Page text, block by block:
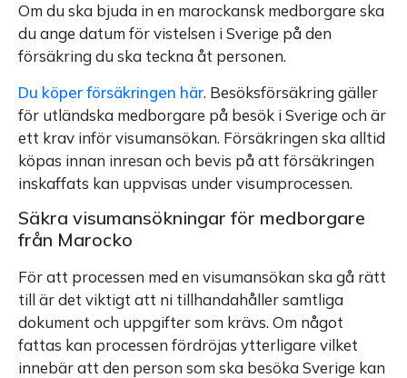
Om du ska bjuda in en marockansk medborgare ska
du ange datum för vistelsen i Sverige på den
försäkring du ska teckna åt personen.
Du köper försäkringen här. Besöksförsäkring gäller
för utländska medborgare på besök i Sverige och är
ett krav inför visumansökan. Försäkringen ska alltid
köpas innan inresan och bevis på att försäkringen
inskaffats kan uppvisas under visumprocessen.
Säkra visumansökningar för medborgare
från Marocko
För att processen med en visumansökan ska gå rätt
till är det viktigt att ni tillhandahåller samtliga
dokument och uppgifter som krävs. Om något
fattas kan processen fördröjas ytterligare vilket
innebär att den person som ska besöka Sverige kan